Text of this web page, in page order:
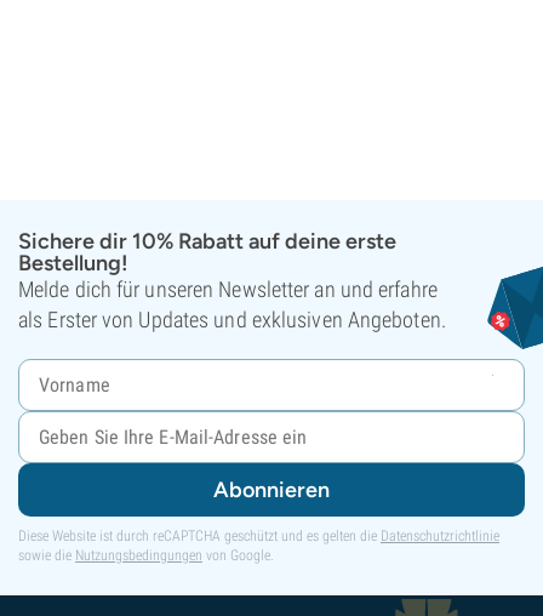
Sichere dir 10% Rabatt auf deine erste
Bestellung!
Melde dich für unseren Newsletter an und erfahre
als Erster von Updates und exklusiven Angeboten.
Abonnieren
Diese Website ist durch reCAPTCHA geschützt und es gelten die Datenschutzrichtlinie
sowie die Nutzungsbedingungen von Google.